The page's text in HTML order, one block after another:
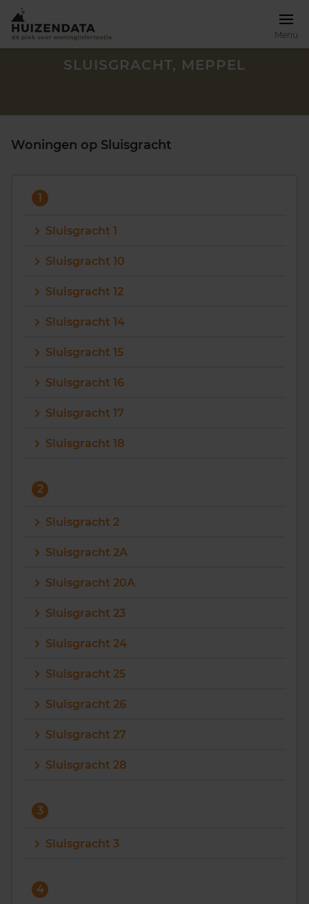
Menu
088 220 4200
Maandag t/m vrijdag - 08:00 -18:00
SLUISGRACHT, MEPPEL
Woningen op Sluisgracht
1
Sluisgracht 1
Sluisgracht 10
Sluisgracht 12
Sluisgracht 14
Sluisgracht 15
Sluisgracht 16
Sluisgracht 17
Sluisgracht 18
2
Sluisgracht 2
Sluisgracht 2A
Sluisgracht 20A
Sluisgracht 23
Sluisgracht 24
Sluisgracht 25
Sluisgracht 26
Sluisgracht 27
Sluisgracht 28
3
Sluisgracht 3
4